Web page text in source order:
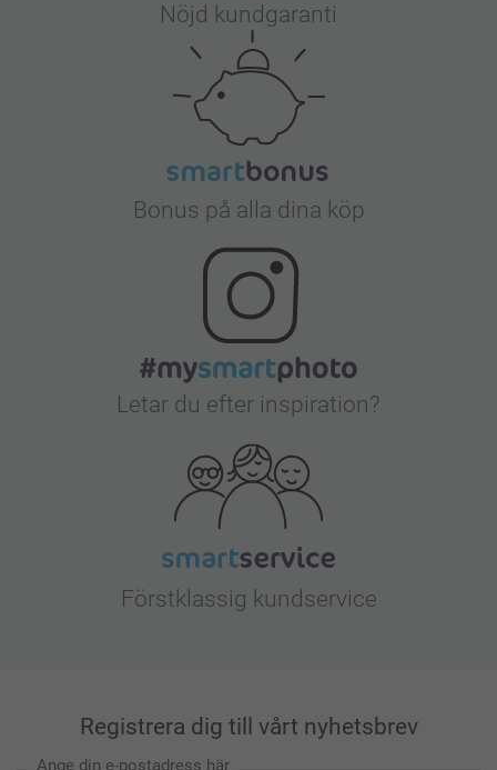
Nöjd kundgaranti
Bonus på alla dina köp
Letar du efter inspiration?
Förstklassig kundservice
Registrera dig till vårt nyhetsbrev
Ange din e-postadress här